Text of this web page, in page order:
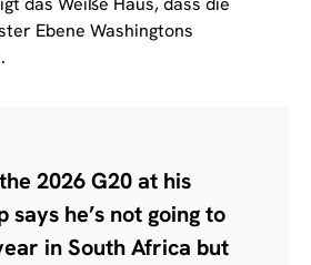
Ebene Washingtons
2026 G20 at his
says he’s not going to
in South Africa but